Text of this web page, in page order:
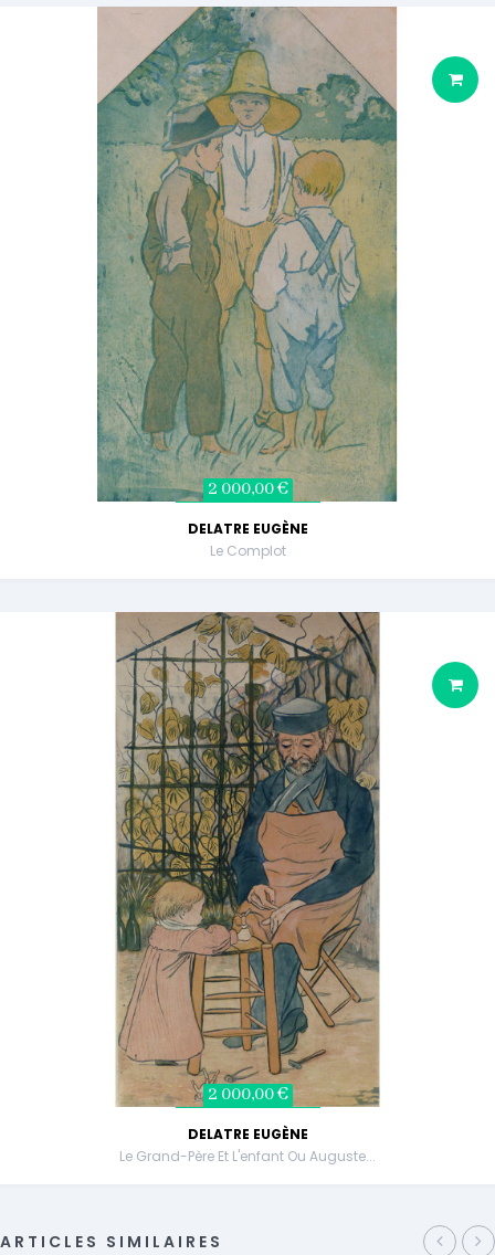
2 000,00 €
DELATRE EUGÈNE
Le Complot
2 000,00 €
DELATRE EUGÈNE
Le Grand-Père Et L'enfant Ou Auguste...
ARTICLES SIMILAIRES